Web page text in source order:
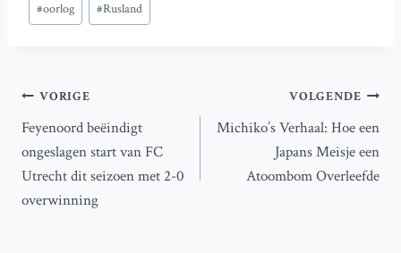
#oorlog #Rusland
Bericht
navigatie
VORIGE
Feyenoord beëindigt
ongeslagen start van FC
Utrecht dit seizoen met 2-0
overwinning
VOLGENDE
Michiko’s Verhaal: Hoe een
Japans Meisje een
Atoombom Overleefde